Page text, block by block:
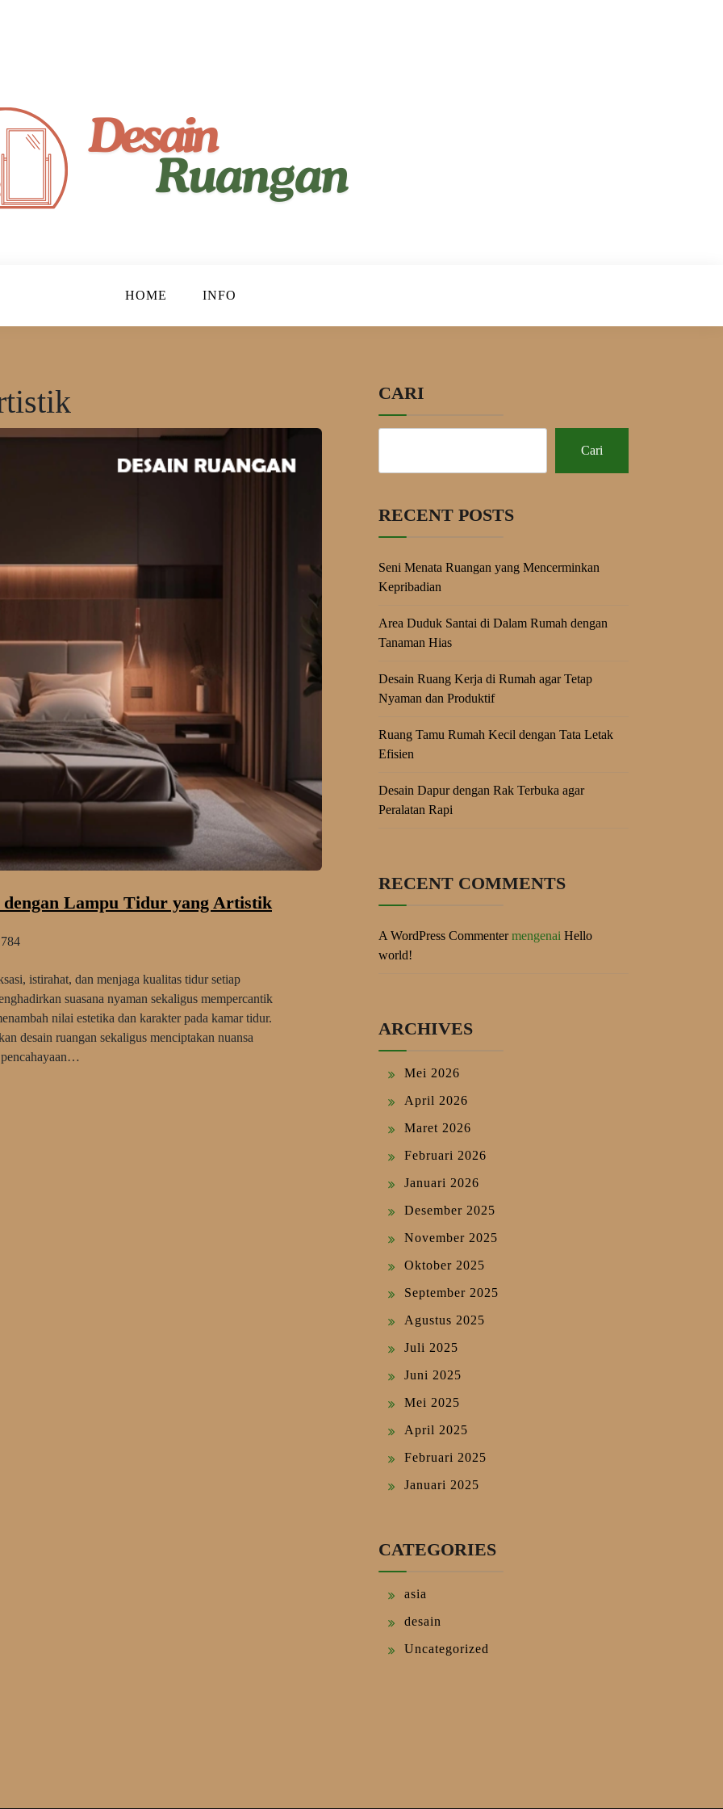
HOME INFO
Lampu Tidur yang Artistik
784
istirahat, dan menjaga kualitas tidur setiap
suasana nyaman sekaligus mempercantik
nilai estetika dan karakter pada kamar tidur.
desain ruangan sekaligus menciptakan nuansa
CARI
Cari
RECENT POSTS
Seni Menata Ruangan yang Mencerminkan
Kepribadian
Area Duduk Santai di Dalam Rumah dengan
Tanaman Hias
Desain Ruang Kerja di Rumah agar Tetap
Nyaman dan Produktif
Ruang Tamu Rumah Kecil dengan Tata Letak
Efisien
Desain Dapur dengan Rak Terbuka agar
Peralatan Rapi
RECENT COMMENTS
A WordPress Commentermengenai Hello
world!
ARCHIVES
Mei 2026
April 2026
Maret 2026
Februari 2026
Januari 2026
Desember 2025
November 2025
Oktober 2025
September 2025
Agustus 2025
Juli 2025
Juni 2025
Mei 2025
April 2025
Februari 2025
Januari 2025
CATEGORIES
asia
desain
Uncategorized